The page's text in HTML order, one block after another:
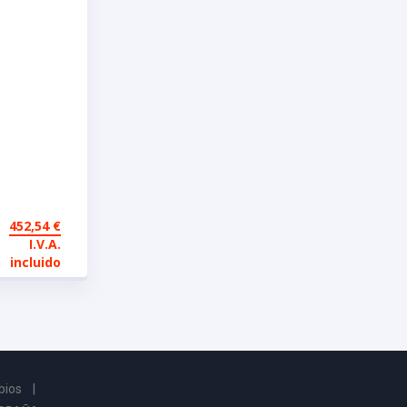
KKK
TDI
452,54 €
I.V.A.
incluido